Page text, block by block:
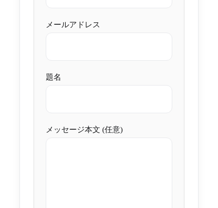
メールアドレス
題名
メッセージ本文 (任意)